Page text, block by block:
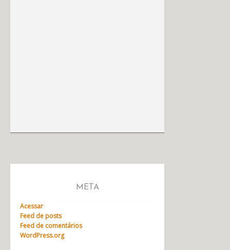
META
Acessar
Feed de posts
Feed de comentários
WordPress.org